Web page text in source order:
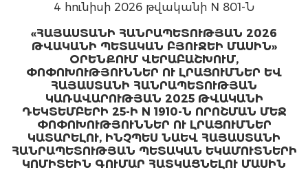
4 հունիսի 2026 թվականի N 801-Ն
«ՀԱՅԱՍՏԱՆԻ ՀԱՆՐԱՊԵՏՈՒԹՅԱՆ 2026
ԹՎԱԿԱՆԻ ՊԵՏԱԿԱՆ ԲՅՈՒՋԵԻ ՄԱՍԻՆ»
ՕՐԵՆՔՈՒՄ ՎԵՐԱԲԱՇԽՈՒՄ,
ՓՈՓՈԽՈՒԹՅՈՒՆՆԵՐ ՈՒ ԼՐԱՑՈՒՄՆԵՐ ԵՎ
ՀԱՅԱՍՏԱՆԻ ՀԱՆՐԱՊԵՏՈՒԹՅԱՆ
ԿԱՌԱՎԱՐՈՒԹՅԱՆ 2025 ԹՎԱԿԱՆԻ
ԴԵԿՏԵՄԲԵՐԻ 25-Ի N 1910-Ն ՈՐՈՇՄԱՆ ՄԵՋ
ՓՈՓՈԽՈՒԹՅՈՒՆՆԵՐ ՈՒ ԼՐԱՑՈՒՄՆԵՐ
ԿԱՏԱՐԵԼՈՒ, ԻՆՉՊԵՍ ՆԱԵՎ ՀԱՅԱՍՏԱՆԻ
ՀԱՆՐԱՊԵՏՈՒԹՅԱՆ ՊԵՏԱԿԱՆ ԵԿԱՄՈՒՏՆԵՐԻ
ԿՈՄԻՏԵԻՆ ԳՈՒՄԱՐ ՀԱՏԿԱՑՆԵԼՈՒ ՄԱՍԻՆ